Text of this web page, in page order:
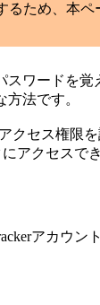
ため、本
ワードを
法です。
クセス権
アクセスでき
アカウン